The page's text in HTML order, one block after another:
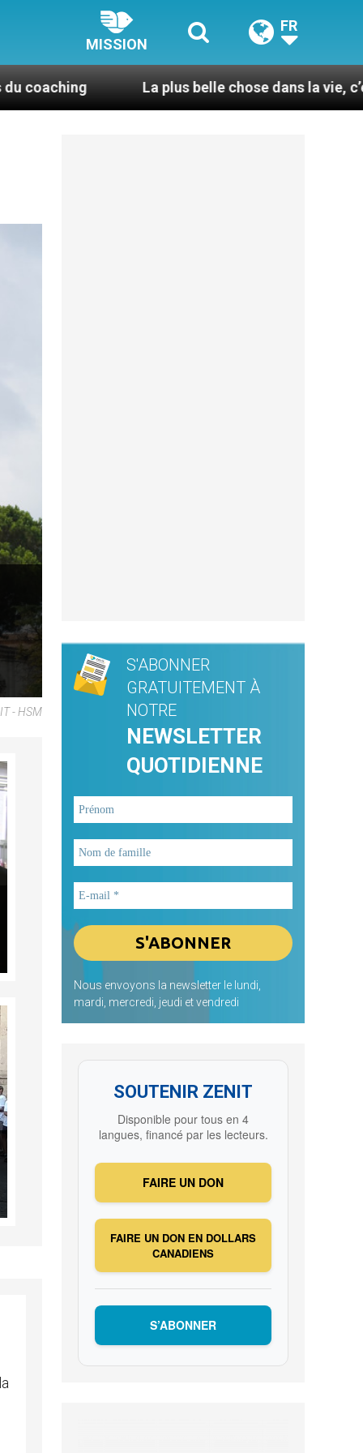
MISSION
FR
La plus belle chose dans la vie, c’est d’être pris
- HSM
S'ABONNER
GRATUITEMENT À
NOTRE
NEWSLETTER
QUOTIDIENNE
Nous envoyons la newsletter le lundi,
mardi, mercredi, jeudi et vendredi
SOUTENIR ZENIT
Disponible pour tous en 4
langues, financé par les lecteurs.
FAIRE UN DON
FAIRE UN DON EN DOLLARS
CANADIENS
S’ABONNER